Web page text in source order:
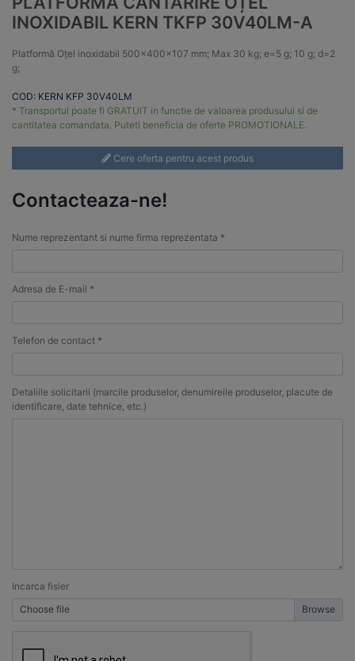
INOXIDABIL KERN TKFP 30V40LM-A
Platformă Oțel inoxidabil 500x400x107 mm; Max 30 kg; e=5 g; 10 g; d=2
g;
COD: KERN KFP 30V40LM
* Transportul poate fi GRATUIT in functie de valoarea produsului si de
cantitatea comandata. Puteti beneficia de oferte PROMOTIONALE.
Cere oferta pentru acest produs
Contacteaza-ne!
Nume reprezentant si nume firma reprezentata *
Adresa de E-mail *
Telefon de contact *
Detaliile solicitarii (marcile produselor, denumireile produselor, placute de
identificare, date tehnice, etc.)
Incarca fisier
Choose file